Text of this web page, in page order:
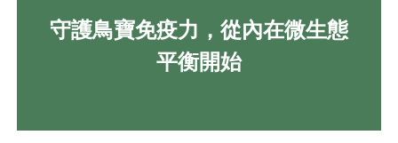
守護鳥寶免疫力，從內在微生態
平衡開始